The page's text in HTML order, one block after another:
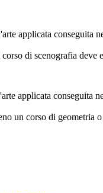
applicata conseguita
di scenografia deve
applicata conseguita
un corso di geometria